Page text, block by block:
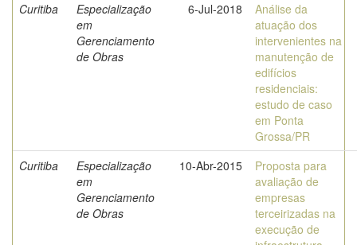
Curitiba
Especialização
em
Gerenciamento
de Obras
6-Jul-2018
Análise da
atuação dos
intervenientes na
manutenção de
edifícios
residenciais:
estudo de caso
em Ponta
Grossa/PR
Curitiba
Especialização
em
Gerenciamento
de Obras
10-Abr-2015
Proposta para
avaliação de
empresas
terceirizadas na
execução de